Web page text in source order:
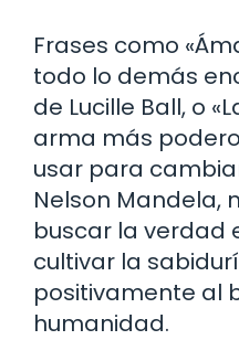
Frases como
todo lo demás
de Lucille Ball, o
arma más
usar para
Nelson Mandela,
buscar la verdad
cultivar la
positivamente al
humanidad.